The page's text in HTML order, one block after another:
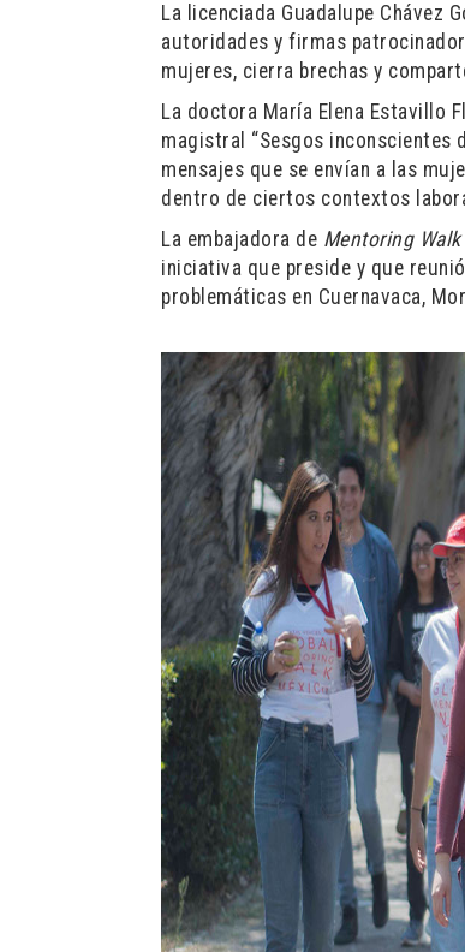
La licenciada Guadalupe Chávez
autoridades y firmas
mujeres, cierra brechas y
La doctora María Elena Estavillo
magistral “Sesgos inconscientes
mensajes que se envían a las
dentro de ciertos contextos
La embajadora de Mentoring
iniciativa que preside y que
problemáticas en Cuernavaca,